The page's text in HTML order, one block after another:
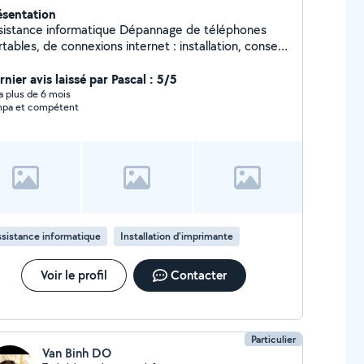
informatique Dépannage de téléphones
de connexions internet : installation, conseil
Dépannage réseau Expérience en
informatique et télécom en centre d'appel
chez Bouygues Telecom Conseiller Wefix
avis laissé par Pascal : 5/5
plus de 6 mois
et compétent
informatique Installation d'imprimante
Voir le profil Contacter
Particulier
Van Binh DO